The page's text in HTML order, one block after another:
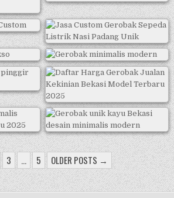
3 … 5 OLDER POSTS →